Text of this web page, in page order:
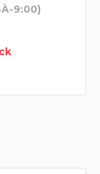
À-9:00)